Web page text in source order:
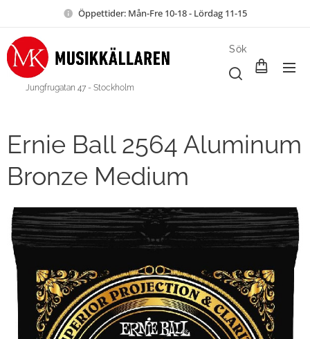
Öppettider: Mån-Fre 10-18 - Lördag 11-15
Jungfrugatan 47 - Stockholm
Sök
Ernie Ball 2564 Aluminum
Bronze Medium